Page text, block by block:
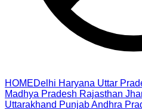
HOMEDelhi Haryana Uttar
Madhya Pradesh Rajasthan
Uttarakhand PunjabAndhra